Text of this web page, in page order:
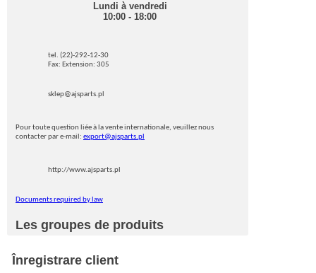
Lundi à vendredi
10:00 - 18:00
tel. (22)-292-12-30
Fax: Extension: 305
sklep@ajsparts.pl
Pour toute question liée à la vente internationale, veuillez nous
contacter par e-mail: export@ajsparts.pl
http://www.ajsparts.pl
Documents required by law
Les groupes de produits
Înregistrare client